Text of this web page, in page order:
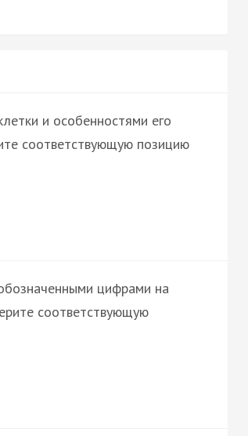
и особенностями его
соответствующую позицию
цифрами на
соответствующую